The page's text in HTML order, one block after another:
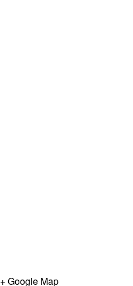
+ Google Map